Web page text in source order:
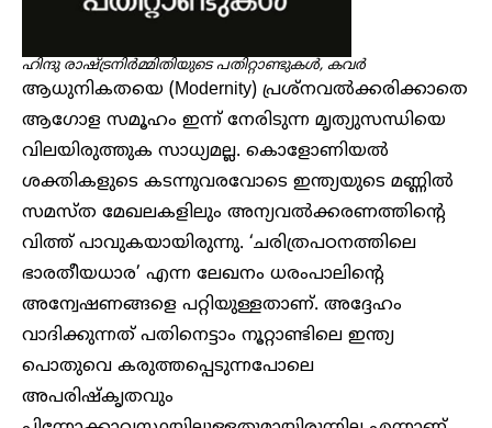
ഹിന്ദു രാഷ്ട്രനിർമ്മിതിയുടെ പതിറ്റാണ്ടുകൾ, കവർ
ആധുനികതയെ (Modernity) പ്രശ്നവൽക്കരിക്കാതെ
ആഗോള സമൂഹം ഇന്ന് നേരിടുന്ന മൃത്യുസന്ധിയെ
വിലയിരുത്തുക സാധ്യമല്ല. കൊളോണിയൽ
ശക്തികളുടെ കടന്നുവരവോടെ ഇന്ത്യയുടെ മണ്ണിൽ
സമസ്ത മേഖലകളിലും അന്യവൽക്കരണത്തിന്റെ
വിത്ത് പാവുകയായിരുന്നു. ‘ചരിത്രപഠനത്തിലെ
ഭാരതീയധാര’ എന്ന ലേഖനം ധരംപാലിന്റെ
അന്വേഷണങ്ങളെ പറ്റിയുള്ളതാണ്. അദ്ദേഹം
വാദിക്കുന്നത് പതിനെട്ടാം നൂറ്റാണ്ടിലെ ഇന്ത്യ
പൊതുവെ കരുത്തപ്പെടുന്നപോലെ
അപരിഷ്കൃതവും